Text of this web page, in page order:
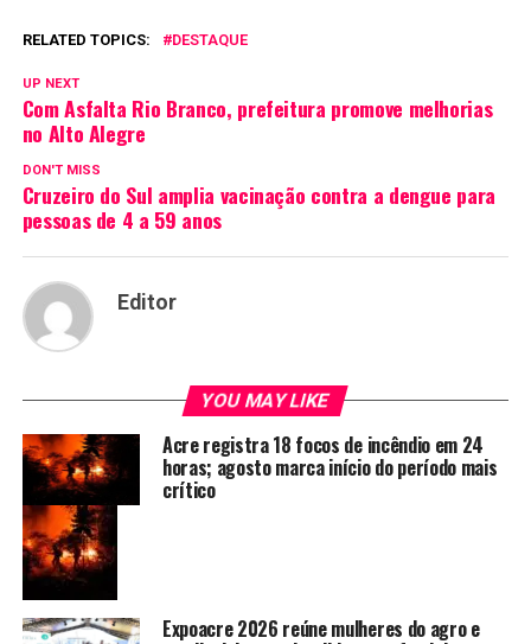
RELATED TOPICS: DESTAQUE
UP NEXT
Com Asfalta Rio Branco, prefeitura promove melhorias
no Alto Alegre
DON'T MISS
Cruzeiro do Sul amplia vacinação contra a dengue para
pessoas de 4 a 59 anos
Editor
YOU MAY LIKE
Acre registra 18 focos de incêndio em 24
horas; agosto marca início do período mais
crítico
Expoacre 2026 reúne mulheres do agro e